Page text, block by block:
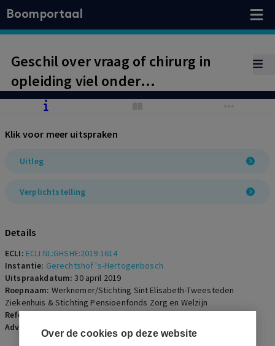
Over de cookies op deze website
Boomportaal
Geschil over vraag of chirurg in
opleiding viel onder
werkingssfeerbepaling PFZW. Hof
objectieve uitlegnorm dat hij niet
onder werkingssfeer viel. Hij
Daarom viel hij niet onder de
bedrijfspensioenfonds, aldus het
hof.
Klik voor meer uitspraken
Uitleg
Verplichtstelling
Details
ECLI: ECLI:NL:GHSHE:2019:1614
Instantie: Gerechtshof 's-Hertogenbosch
Uitspraakdatum:30 april 2019
Roepnaam: Werknemer/Stichting Sint Elisabeth-Tweesteden
Ziekenhuis & Stichting Pensioenfonds Zorg en Welzijn
Referentienummer:PR-2019-0053
Advocaten:
A.W. Cramer en T. Huijg